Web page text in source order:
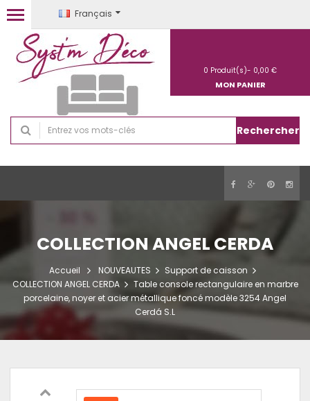
Français
Rechercher
0 Produit(s)- 0,00 €
MON PANIER
COLLECTION ANGEL CERDA
Accueil NOUVEAUTES
Support de caisson
COLLECTION ANGEL CERDA
Table console rectangulaire en marbre
porcelaine, noyer et acier métallique foncé modèle 3254 Angel
Cerdá S.L